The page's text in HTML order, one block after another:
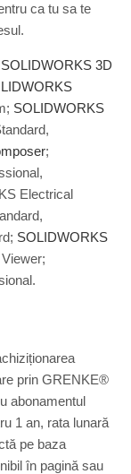
ca tu sa te
SOLIDWORKS 3D
SOLIDWORKS
;
Electrical
SOLIDWORKS
prin GRENKE®
abonamentul
1 an, rata lunară
pe baza
în pagină sau